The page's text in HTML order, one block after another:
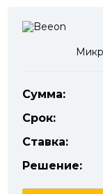
Сумма:
Срок:
Ставка:
Решение: